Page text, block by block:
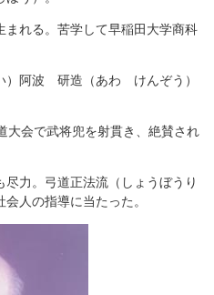
れる。苦学して早稲田大学商科
）阿波 研造（あわ けんぞう）
会で武将兜を射貫き、絶賛され
力。弓道正法流（しょうぼうり
人の指導に当たった。